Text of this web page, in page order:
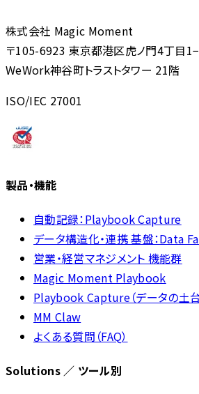
株式会社 Magic Moment
〒105-6923 東京都港区虎ノ門4丁目
WeWork神谷町トラストタワー 21階
ISO/IEC 27001
製品・機能
自動記録：Playbook Capture
データ構造化・連携 基盤：Data
営業・経営マネジメント 機能群
Magic Moment Playbook
Playbook Capture（データの土台
MM Claw
よくある質問（FAQ）
Solutions ／ ツール別